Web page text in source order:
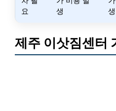
요
생
생
제주 이삿짐센터